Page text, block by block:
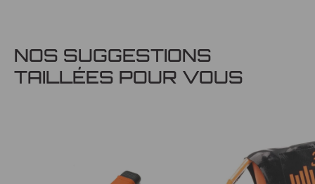
NOS SUGGESTIONS
TAILLÉES POUR VOUS